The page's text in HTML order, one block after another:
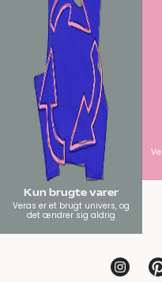
Kun brugte varer
Veras er et brugt univers, og
det ændrer sig aldrig